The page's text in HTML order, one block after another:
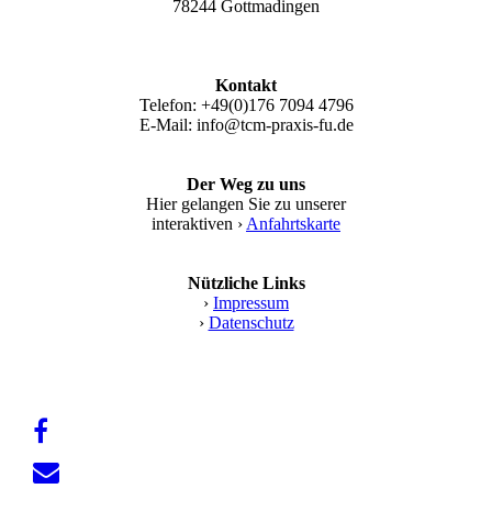
78244 Gottmadingen
Kontakt
Telefon: +49(0)176 7094 4796
E-Mail: info@tcm-praxis-fu.de
Der Weg zu uns
Hier gelangen Sie zu unserer
interaktiven › Anfahrtskarte
Nützliche Links
› Impressum
› Datenschutz